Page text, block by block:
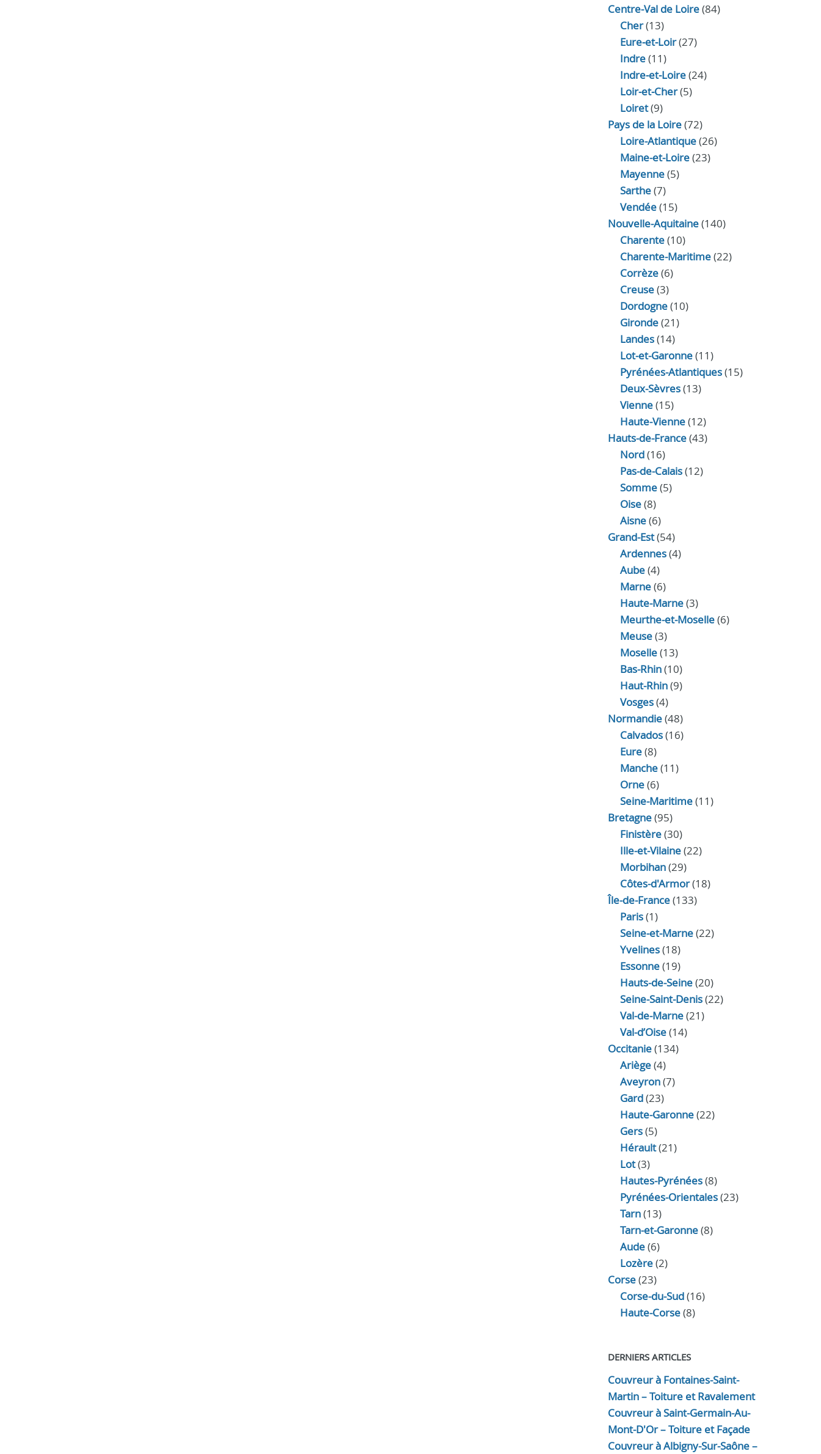
Centre-Val de Loire(84)
Cher(13)
Eure‑et‑Loir(27)
Indre(11)
Indre‑et‑Loire(24)
Loir‑et‑Cher(5)
Loiret(9)
Pays de la Loire(72)
Loire-Atlantique(26)
Maine-et-Loire(23)
Mayenne(5)
Sarthe(7)
Vendée(15)
Nouvelle-Aquitaine(140)
Charente(10)
Charente-Maritime(22)
Corrèze(6)
Creuse(3)
Dordogne(10)
Gironde(21)
Landes(14)
Lot-et-Garonne(11)
Pyrénées-Atlantiques(15)
Deux-Sèvres(13)
Vienne(15)
Haute-Vienne(12)
Hauts-de-France(43)
Nord(16)
Pas-de-Calais(12)
Somme(5)
Oise(8)
Aisne(6)
Grand-Est(54)
Ardennes(4)
Aube(4)
Marne(6)
Haute-Marne(3)
Meurthe-et-Moselle(6)
Meuse(3)
Moselle(13)
Bas-Rhin(10)
Haut-Rhin(9)
Vosges(4)
Normandie(48)
Calvados(16)
Eure(8)
Manche(11)
Orne(6)
Seine-Maritime(11)
Bretagne(95)
Finistère(30)
Ille-et-Vilaine(22)
Morbihan(29)
Côtes-d'Armor(18)
Île-de-France(133)
Paris(1)
Seine-et-Marne(22)
Yvelines(18)
Essonne(19)
Hauts-de-Seine(20)
Seine-Saint-Denis(22)
Val-de-Marne(21)
Val-d’Oise(14)
Occitanie(134)
Ariège(4)
Aveyron(7)
Gard(23)
Haute-Garonne(22)
Gers(5)
Hérault(21)
Lot(3)
Hautes-Pyrénées(8)
Pyrénées-Orientales(23)
Tarn(13)
Tarn-et-Garonne(8)
Aude(6)
Lozère(2)
Corse(23)
Corse-du-Sud(16)
Haute-Corse(8)
DERNIERS ARTICLES
Couvreur à Fontaines-Saint-
Martin – Toiture et Ravalement
Couvreur à Saint-Germain-Au-
Mont-D'Or – Toiture et Façade
Couvreur à Albigny-Sur-Saône –